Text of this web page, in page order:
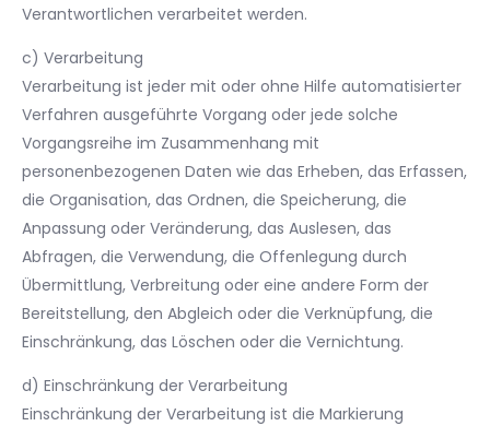
Verantwortlichen verarbeitet werden.
c) Verarbeitung
Verarbeitung ist jeder mit oder ohne Hilfe automatisierter
Verfahren ausgeführte Vorgang oder jede solche
Vorgangsreihe im Zusammenhang mit
personenbezogenen Daten wie das Erheben, das Erfassen,
die Organisation, das Ordnen, die Speicherung, die
Anpassung oder Veränderung, das Auslesen, das
Abfragen, die Verwendung, die Offenlegung durch
Übermittlung, Verbreitung oder eine andere Form der
Bereitstellung, den Abgleich oder die Verknüpfung, die
Einschränkung, das Löschen oder die Vernichtung.
d) Einschränkung der Verarbeitung
Einschränkung der Verarbeitung ist die Markierung